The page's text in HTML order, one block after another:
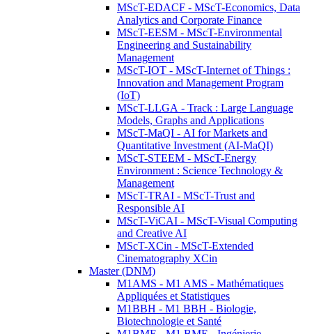
MScT-EDACF - MScT-Economics, Data
Analytics and Corporate Finance
MScT-EESM - MScT-Environmental
Engineering and Sustainability
Management
MScT-IOT - MScT-Internet of Things :
Innovation and Management Program
(IoT)
MScT-LLGA - Track : Large Language
Models, Graphs and Applications
MScT-MaQI - AI for Markets and
Quantitative Investment (AI-MaQI)
MScT-STEEM - MScT-Energy
Environment : Science Technology &
Management
MScT-TRAI - MScT-Trust and
Responsible AI
MScT-ViCAI - MScT-Visual Computing
and Creative AI
MScT-XCin - MScT-Extended
Cinematography XCin
Master (DNM)
M1AMS - M1 AMS - Mathématiques
Appliquées et Statistiques
M1BBH - M1 BBH - Biologie,
Biotechnologie et Santé